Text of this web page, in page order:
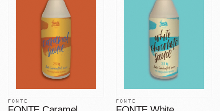
FONTE FONTE